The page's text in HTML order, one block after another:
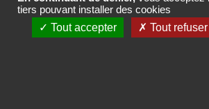
tiers pouvant installer des cookies
Tout accepter
Tout refuser